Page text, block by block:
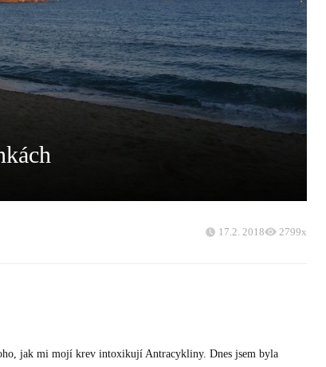
17.2. 2018 2799x
jak mi mojí krev intoxikují Antracykliny. Dnes jsem byla